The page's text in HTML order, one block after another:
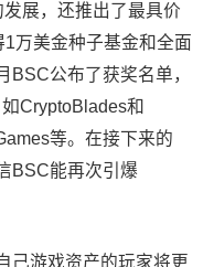
展，还推出了最具价
万美金种子基金和全面
BSC公布了获奖名单，
CryptoBlades和
等。在接下来的
BSC能再次引爆
己游戏资产的玩家将更